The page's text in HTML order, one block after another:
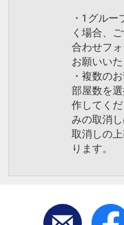
・1グル
く場合、
合わせフ
お願いいた
・複数の
部屋数を
作してく
みの取消
取消しの
ります。